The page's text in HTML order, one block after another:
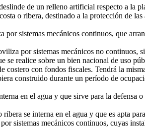
de un relleno artificial respecto a la
o ribera, destinado a la protección de
sistemas mecánicos continuos, que
por sistemas mecánicos no continuos,
realice sobre un bien nacional de uso
con fondos fiscales. Tendrá la
construido durante un período de
en el agua y que sirve para la defensa
se interna en el agua y que es apta
sistemas mecánicos continuos, cuyas